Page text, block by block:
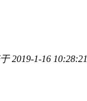
2019-1-16 10:28:21